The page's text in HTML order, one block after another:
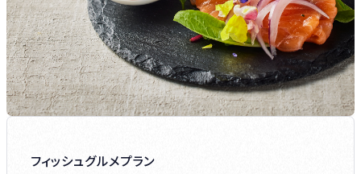
フィッシュグルメプラン